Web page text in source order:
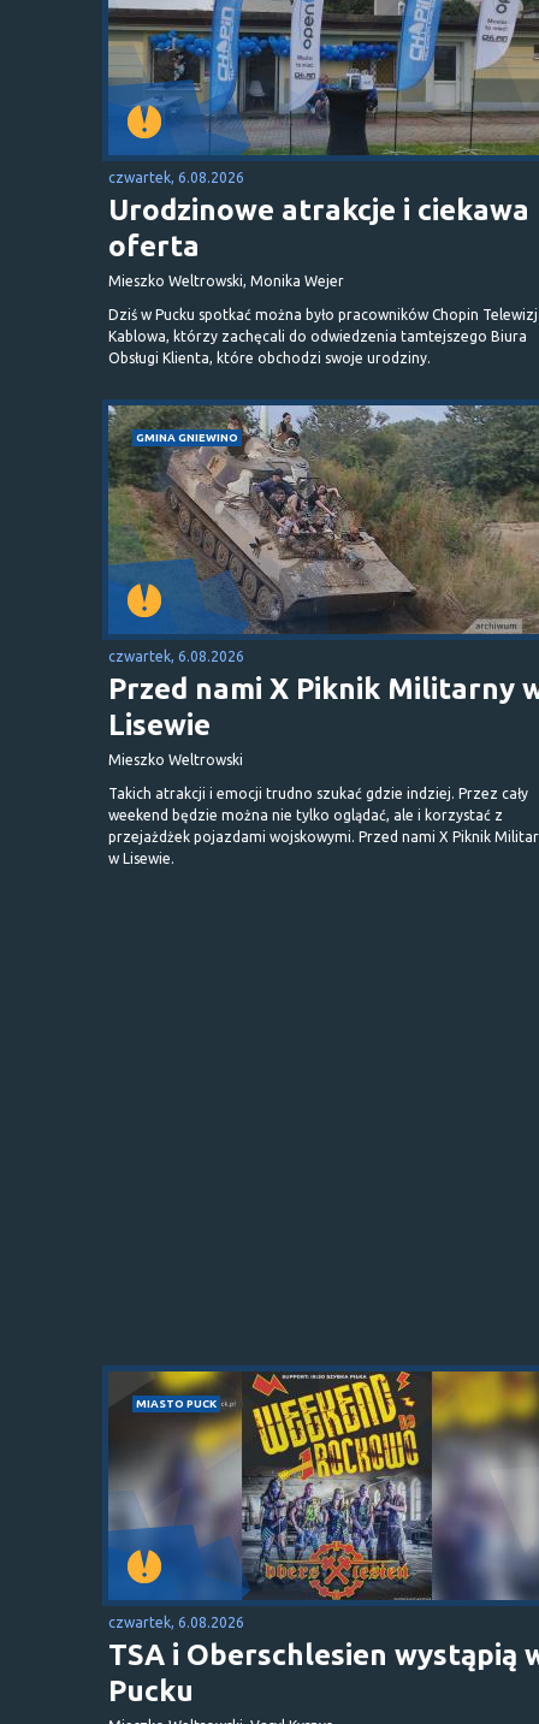
czwartek, 6.08.2026
Urodzinowe atrakcje i ciekawa
oferta
Mieszko Weltrowski, Monika Wejer
Dziś w Pucku spotkać można było pracowników Chopin
Kablowa, którzy zachęcali do odwiedzenia tamtejszego Biura
Obsługi Klienta, które obchodzi swoje urodziny.
GMINA GNIEWINO
czwartek, 6.08.2026
Przed nami X Piknik Militarny
Lisewie
Mieszko Weltrowski
Takich atrakcji i emocji trudno szukać gdzie indziej. Przez cały
weekend będzie można nie tylko oglądać, ale i korzystać z
przejażdżek pojazdami wojskowymi. Przed nami X Piknik
w Lisewie.
MIASTO PUCK
czwartek, 6.08.2026
TSA i Oberschlesien wystąpią
Pucku